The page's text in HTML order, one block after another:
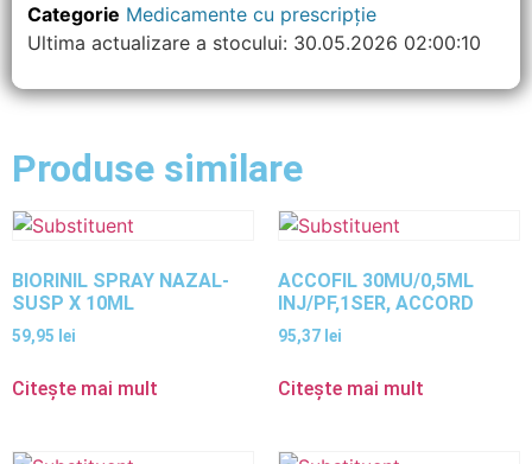
Categorie Medicamente cu prescripție
Ultima actualizare a stocului: 30.05.2026 02:00:10
Produse similare
BIORINIL SPRAY NAZAL-
SUSP X 10ML
59,95 lei
Citește mai mult
ACCOFIL 30MU/0,5ML
INJ/PF,1SER, ACCORD
95,37 lei
Citește mai mult